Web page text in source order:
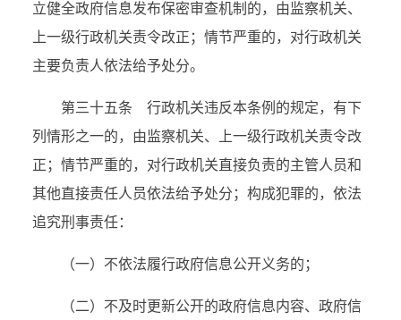
立健全政府信息发布保密审查机制的，由监察机关、
上一级行政机关责令改正；情节严重的，对行政机关
主要负责人依法给予处分。
第三十五条 行政机关违反本条例的规定，有下
列情形之一的，由监察机关、上一级行政机关责令改
正；情节严重的，对行政机关直接负责的主管人员和
其他直接责任人员依法给予处分；构成犯罪的，依法
追究刑事责任：
（一）不依法履行政府信息公开义务的；
（二）不及时更新公开的政府信息内容、政府信